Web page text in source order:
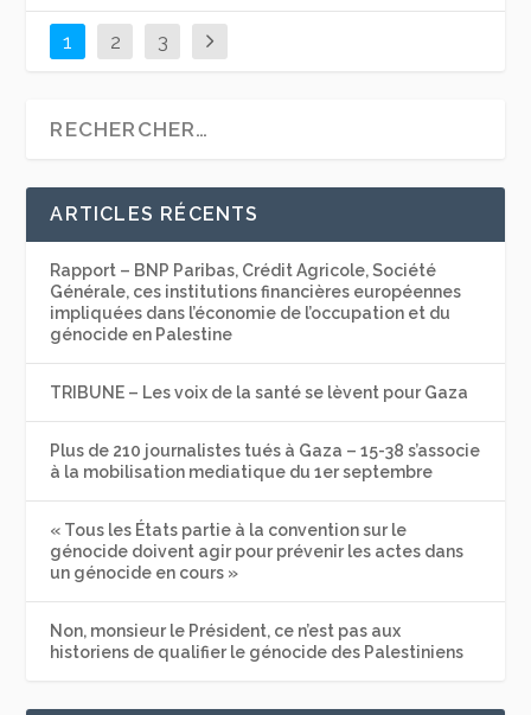
1 2 3
ARTICLES RÉCENTS
Rapport – BNP Paribas, Crédit Agricole, Société
Générale, ces institutions financières européennes
impliquées dans l’économie de l’occupation et du
génocide en Palestine
TRIBUNE – Les voix de la santé se lèvent pour Gaza
Plus de 210 journalistes tués à Gaza – 15-38 s’associe
à la mobilisation mediatique du 1er septembre
« Tous les États partie à la convention sur le
génocide doivent agir pour prévenir les actes dans
un génocide en cours »
Non, monsieur le Président, ce n’est pas aux
historiens de qualifier le génocide des Palestiniens